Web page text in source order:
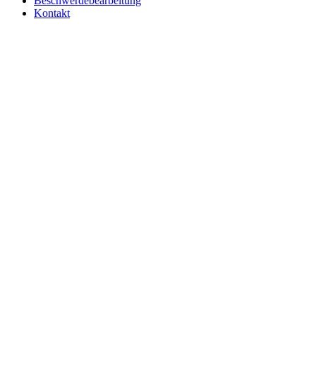
Kontakt